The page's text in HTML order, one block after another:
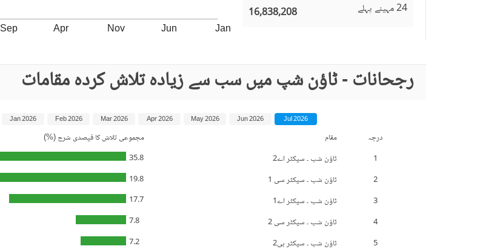
24 مہینے پہلے
16,838,208
Sep Apr Nov Jun Jan
رجحانات - ٹاؤن شپ میں سب سے زیادہ تلاش کردہ مقامات
درجہ مقام مجموعی تلاش کا فیصدی شرح (%)
1
ٹاؤن شپ ۔ سیکٹر اے2 35.8
2
ٹاؤن شپ ۔ سیکٹر سی 1 19.8
3
ٹاؤن شپ ۔ سیکٹر اے1 17.7
4
ٹاؤن شپ ۔ سیکٹر سی 2 7.8
5
ٹاؤن شپ ۔ سیکٹر بی2 7.2
Jul 2026
Jun 2026
May 2026
Apr 2026
Mar 2026
Feb 2026
Jan 2026